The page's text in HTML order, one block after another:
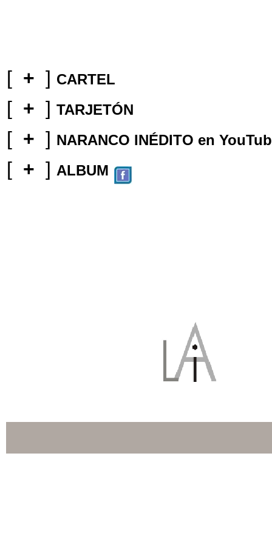
[ + ] CARTEL
[ + ] TARJETÓN
[ + ] NARANCO INÉDITO en
[ + ] ALBUM